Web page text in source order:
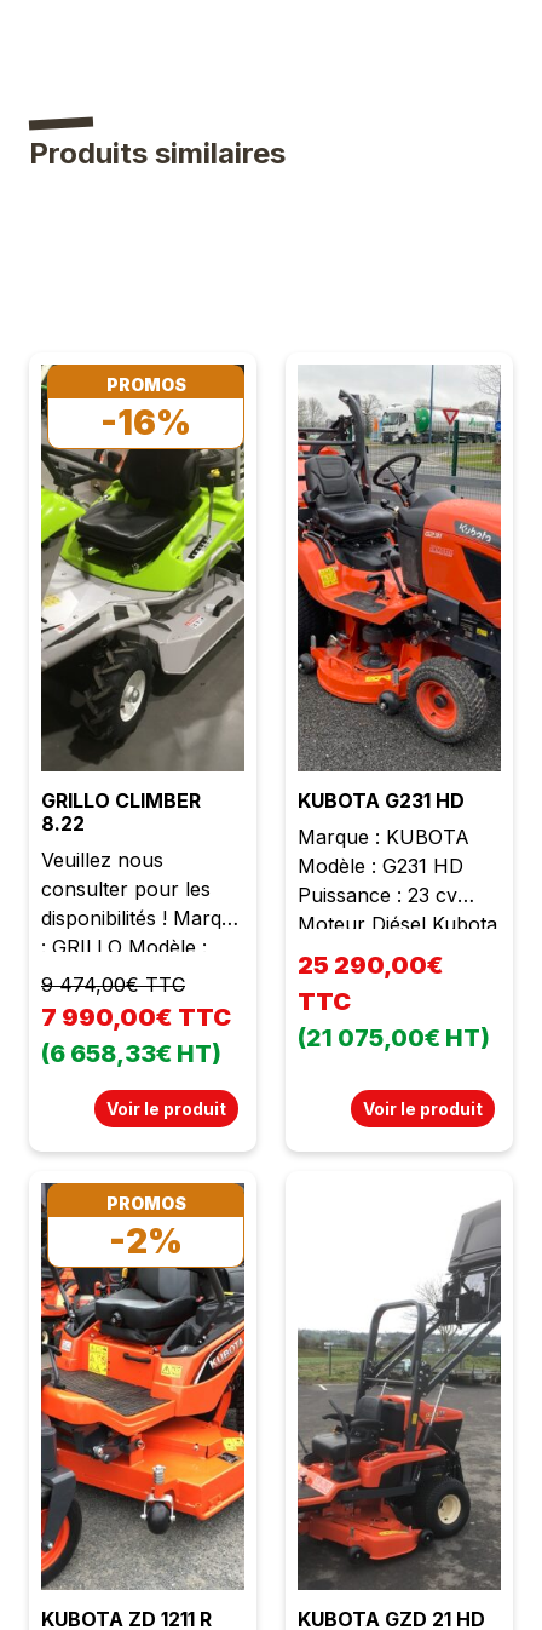
Produits similaires
PROMOS
-16%
GRILLO CLIMBER
8.22
Veuillez nous
consulter pour les
disponibilités ! Marque
: GRILLO Modèle :
CLIMBER 8.22
Puissance : 18 cv
Moteur Briggs et
Stratton 2 cylindres
Cylindrée : 656 cc
Blocage de différentiel
intégré Poids : 265 kg
Largeur de coupe : 91
cm Boite
hydrostatique État
neuf Garantie 2 ans
TVA récupérable
9 474,00€ TTC
7 990,00€ TTC
(6 658,33€ HT)
Voir le produit
KUBOTA G231 HD
Marque : KUBOTA
Modèle : G231 HD
Puissance : 23 cv
Moteur Diésel Kubota
3 cylindres Cylindrée :
898 cc Poids : 955 kg
Largeur de travail :
1m22 Éjection arrière
Vidage hydraulique
Bac à vidage en
hauteur jusqu'à 1m97
de coupe hydraulique
Boite hydrostatique
25 290,00€
TTC
(21 075,00€ HT)
Voir le produit
PROMOS
-2%
KUBOTA ZD 1211 R KUBOTA GZD 21 HD